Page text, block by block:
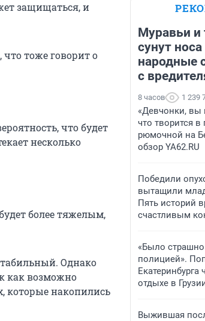
защищаться, и
тоже говорит о
что будет
несколько
более тяжелым,
Однако
как возможно
которые накопились
Муравьи и
сунут
народные
с
8 часов 1 239
«Девчонки, вы
что творится
рюмочной на
обзор YA62.RU
Победили
вытащили
Пять историй
счастливым
«Было страшно
полицией».
Екатеринбурга
отдыхе в
Выжившая